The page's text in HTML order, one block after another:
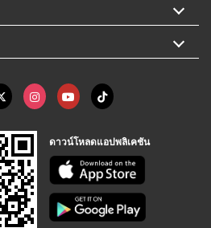
ดาวน์โหลดแอปพลิเคชัน